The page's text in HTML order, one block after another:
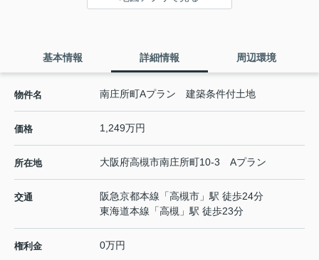
基本情報 詳細情報 周辺環境
物件名 南庄所町Aプラン 建築条件付土地
価格 1,249万円
所在地 大阪府高槻市南庄所町10-3 Aプラン
交通 阪急京都本線 「高槻市 」駅 徒歩24分
東海道本線 「高槻 」駅 徒歩23分
権利金 0万円